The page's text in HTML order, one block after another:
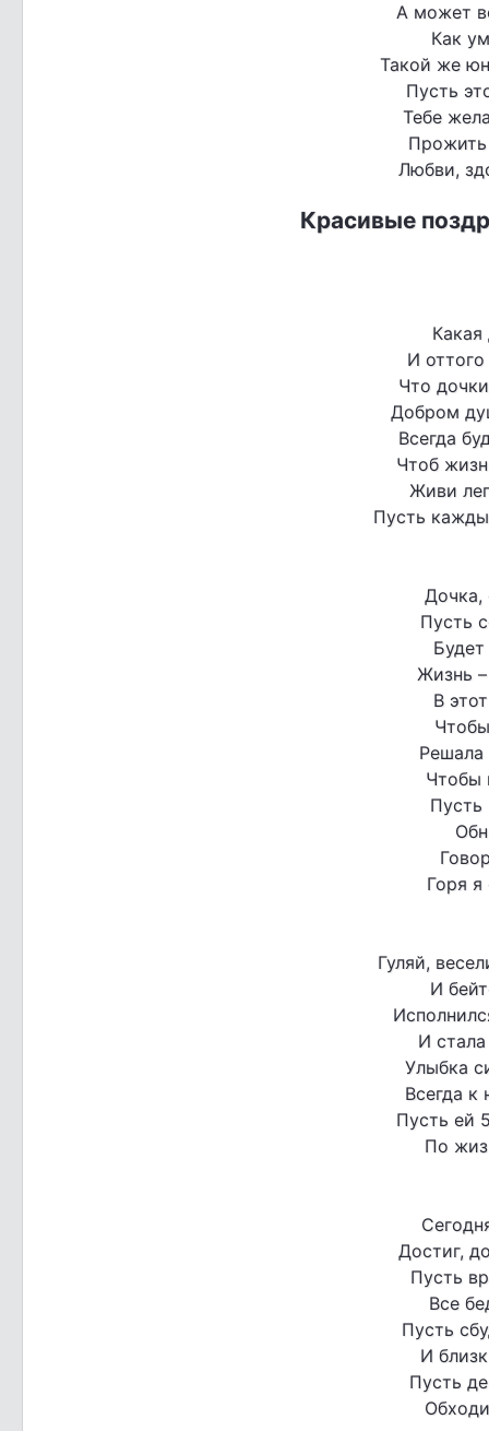
А может
Как
Такой же
Пусть
Тебе
Прожить
Любви,
Красивые
Какая
И
Что
Добром
Всегда
Чтоб
Живи
Пусть
Дочка,
Пусть
Жизнь –
В
Чтобы
Пусть
Горя я
Гуляй,
И
И
Улыбка
Всегда
Пусть ей
По
Достиг,
Пусть
Все
Пусть
И
Пусть